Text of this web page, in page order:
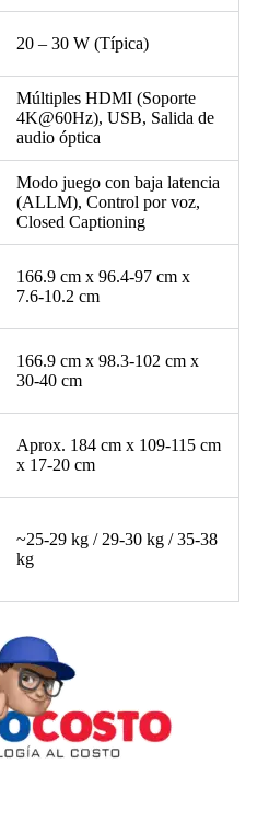
20 – 30 W (Típica)
Múltiples HDMI (Soporte
4K@60Hz), USB, Salida de
audio óptica
Modo juego con baja latencia
(ALLM), Control por voz,
Closed Captioning
166.9 cm x 96.4-97 cm x
7.6-10.2 cm
166.9 cm x 98.3-102 cm x
30-40 cm
Aprox. 184 cm x 109-115 cm
x 17-20 cm
~25-29 kg / 29-30 kg / 35-38
kg